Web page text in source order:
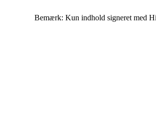
Bemærk: Kun indhold signeret med